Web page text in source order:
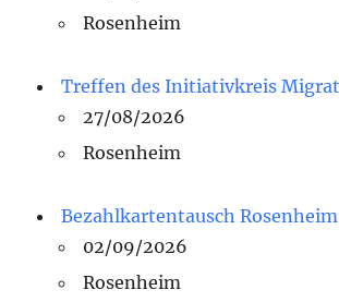
Rosenheim
Treffen des Initiativkreis
27/08/2026
Rosenheim
Bezahlkartentausch Rosenheim
02/09/2026
Rosenheim